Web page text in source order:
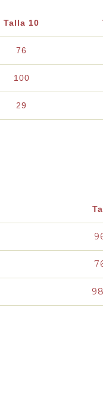
Talla 10
76
100
29